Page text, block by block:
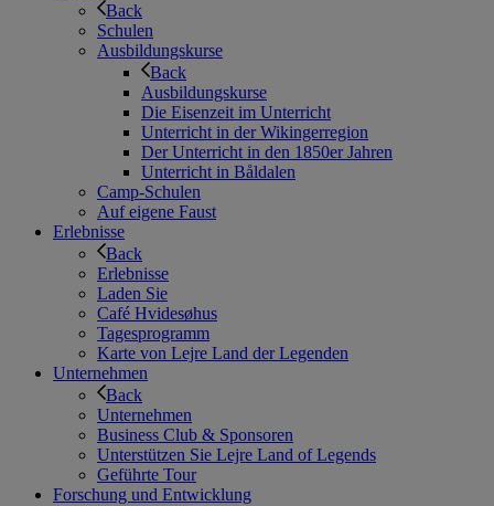
Back
Schulen
Ausbildungskurse
Back
Ausbildungskurse
Die Eisenzeit im Unterricht
Unterricht in der Wikingerregion
Der Unterricht in den 1850er Jahren
Unterricht in Båldalen
Camp-Schulen
Auf eigene Faust
Erlebnisse
Back
Erlebnisse
Laden Sie
Café Hvidesøhus
Tagesprogramm
Karte von Lejre Land der Legenden
Unternehmen
Back
Unternehmen
Business Club & Sponsoren
Unterstützen Sie Lejre Land of Legends
Geführte Tour
Forschung und Entwicklung